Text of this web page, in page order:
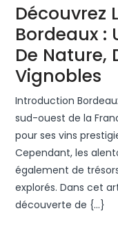
Découvrez
Bordeaux :
De Nature,
Vignobles
:
Introduction Bordeaux, la magnifique ville située dans le
sud-ouest de la
pour ses vins
Cependant, les
également de
explorés. Dans cet
découverte de {...}